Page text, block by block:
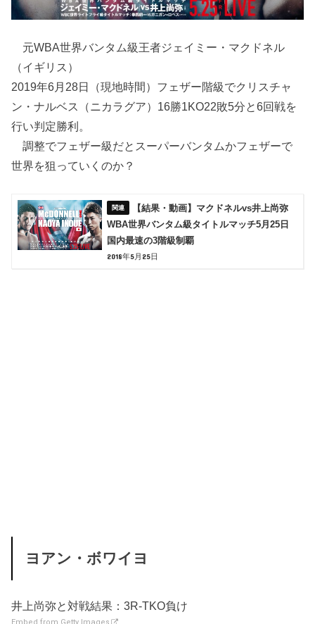
元WBA世界バンタム級王者ジェイミー・マクドネル
（イギリス）
2019年6月28日（現地時間）フェザー階級でクリスチャ
ン・ナルベス（ニカラグア）16勝1KO22敗5分と6回戦を
行い判定勝利。
調整でフェザー級だとスーパーバンタムかフェザーで
世界を狙っていくのか？
【結果・動画】マクドネルvs井上尚弥
WBA世界バンタム級タイトルマッチ5月25日
国内最速の3階級制覇
2018年5月25日
ヨアン・ボワイヨ
井上尚弥と対戦結果：3R-TKO負け
Embed from Getty Images